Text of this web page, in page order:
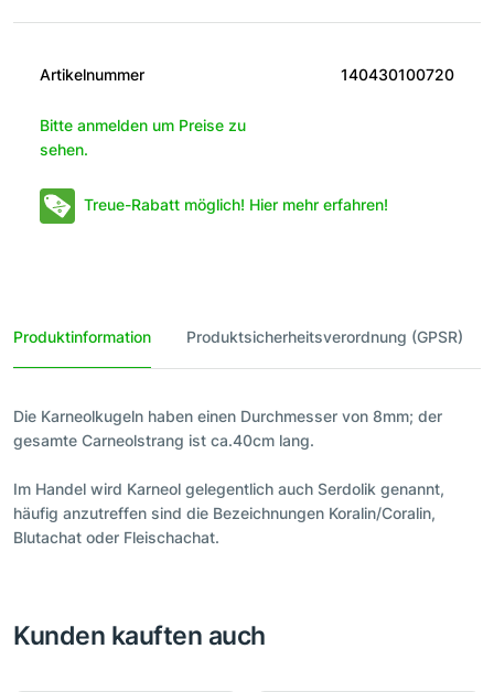
Artikelnummer 140430100720
Bitte anmelden um Preise zu
sehen.
Treue-Rabatt möglich! Hier mehr erfahren!
Produktinformation Produktsicherheitsverordnung (GPSR)
Die Karneolkugeln haben einen Durchmesser von 8mm; der
gesamte Carneolstrang ist ca.40cm lang.
Im Handel wird Karneol gelegentlich auch Serdolik genannt,
häufig anzutreffen sind die Bezeichnungen Koralin/Coralin,
Blutachat oder Fleischachat.
Kunden kauften auch